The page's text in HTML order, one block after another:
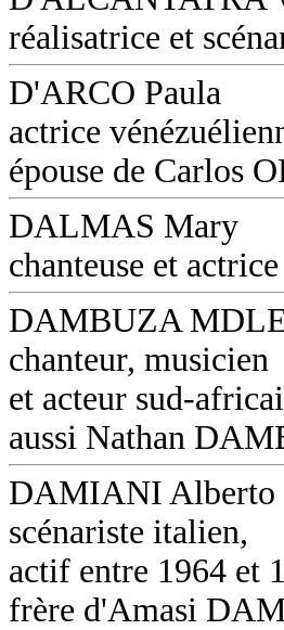
réalisatrice et
D'ARCO Paula
actrice
épouse de Carlos
DALMAS Mary
chanteuse et
DAMBUZA
chanteur, musicien
et acteur sud-
aussi Nathan
DAMIANI Alberto
scénariste italien,
actif entre 1964 et
frère d'Amasi